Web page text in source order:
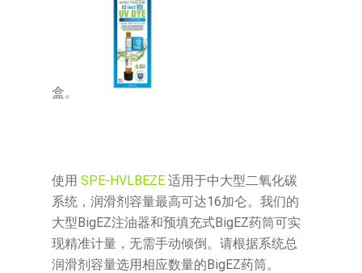
盒。
使用SPE-HVLBEZE 适用于中大型二氧化碳
系统，润滑剂容量最高可达16加仑。我们的
大型BigEZ注油器和预填充式BigEZ药筒可实
现精准计量，无需手动倾倒。请根据系统总
润滑剂容量选用相应数量的BigEZ药筒。